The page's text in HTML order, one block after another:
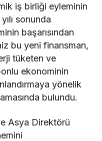
iş birliği eyleminin
sonunda
başarısından
bu yeni finansman,
tüketen ve
ekonominin
yönelik
bulundu.
Asya Direktörü